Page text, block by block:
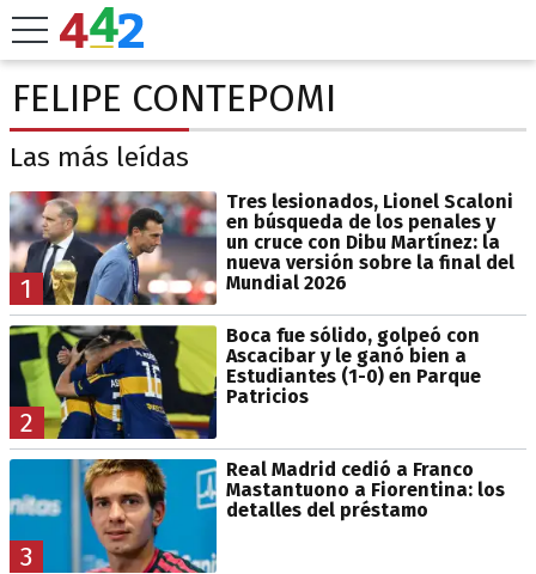
FELIPE CONTEPOMI
Las más leídas
1
Tres lesionados, Lionel Scaloni
en búsqueda de los penales y
un cruce con Dibu Martínez: la
nueva versión sobre la final del
Mundial 2026
2
Boca fue sólido, golpeó con
Ascacibar y le ganó bien a
Estudiantes (1-0) en Parque
Patricios
3
Real Madrid cedió a Franco
Mastantuono a Fiorentina: los
detalles del préstamo